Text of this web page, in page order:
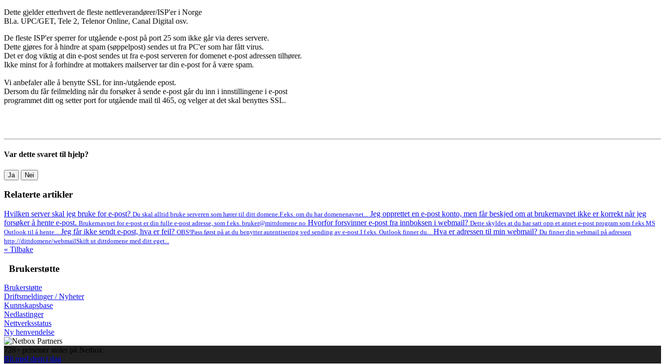
Dette gjelder etterhvert de fleste nettleverandører/ISP'er i Norge
Bl.a. UPC/GET, Tele 2, Telenor Online, Canal Digital osv.
De fleste ISP'er sperrer for utgående e-post på port 25 som ikke går via deres servere.
Dette gjøres for å hindre at spam (søppelpost) sendes ut fra PC'er som har fått virus.
Det er dog viktig at din e-post sendes ut fra e-post serveren for domenet e-post adressen tilhører.
Ikke minst for å forhindre at mottakers mailserver tar din e-post for å være spam.
Vi anbefaler alle å benytte SSL for inn-/utgående epost.
Dersom du får feilmelding når du forsøker å sende e-post går du inn i innstillingene i e-post
programmet ditt og setter port for utgående mail til 465, og velger at det skal benyttes SSL.
Var dette svaret til hjelp?
Ja Nei
Relaterte artikler
Hvilken server skal jeg bruke for e-post? Du skal alltid bruke serveren som hører til ditt domene.F.eks. om du har domenenavnet...
Jeg opprettet en e-post konto, men får beskjed om at brukernavnet ikke er korrekt når jeg
forsøker å hente e-post. Brukernavnet for e-post er din fulle e-post adresse, som f.eks. bruker@mittdomene.no Hvorfor forsvinner e-post fra innboksen i webmail? Dette skyldes at du har satt opp et annet e-post program som f.eks MS
Outlook til å hente...
Jeg får ikke sendt e-post, hva er feil? OBS!Pass først på at du benytter autentisering ved sending av e-post.I f.eks. Outlook finner du... Hva er adressen til min webmail? Du finner din webmail på adressen
http://dittdomene/webmailSkift ut dittdomene med ditt eget...
« Tilbake
Brukerstøtte
Brukerstøtte
Driftsmeldinger / Nyheter
Kunnskapsbase
Nedlastinger
Nettverksstatus
Ny henvendelse
728+ personer stoler på Netbox
Bli med dem i dag